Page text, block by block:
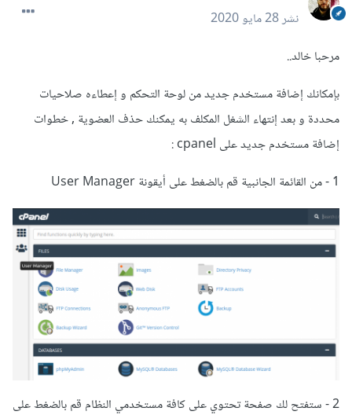
نشر28 مايو 2020
مرحبا خالد..
بإمكانك إضافة مستخدم جديد من لوحة التحكم و إعطاءه صلاحيات
محددة و بعد إنتهاء الشغل المكلف به يمكنك حذف العضوية , خطوات
إضافة مستخدم جديد على cpanel :
1 - من القائمة الجانبية قم بالضغط على أيقونة User Manager
2 - ستفتح لك صفحة تحتوي على كافة مستخدمي النظام قم بالضغط على